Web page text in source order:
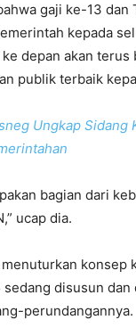
gaji ke-13 dan
kepada
depan akan
publik terbaik
Ungkap Sidang
bagian dari
ucap dia.
konsep
disusun
perundangannya.